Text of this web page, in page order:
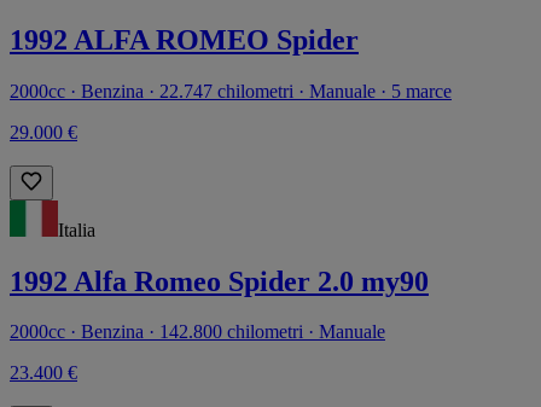
1992 ALFA ROMEO Spider
2000cc · Benzina · 22.747 chilometri · Manuale · 5 marce
29.000 €
Italia
1992 Alfa Romeo Spider 2.0 my90
2000cc · Benzina · 142.800 chilometri · Manuale
23.400 €